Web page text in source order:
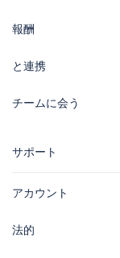
報酬
と連携
チームに会う
サポート
アカウント
法的